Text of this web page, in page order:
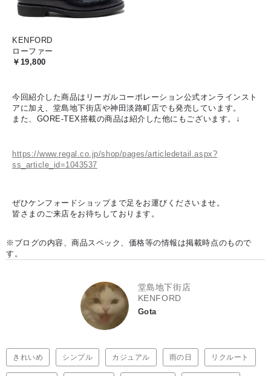
KENFORD
ローファー
￥19,800
今回紹介した商品はリーガルコーポレーション公式オンラインスト
アに加え、堂島地下街店や神田淡路町店でも発売しています。
また、GORE-TEX搭載の商品は紹介した他にもございます。↓
https://www.regal.co.jp/shop/pages/articledetail.aspx?
ss_article_id=1043537
ぜひケンフォードショップまで足をお運びくださいませ。
皆さまのご来店をお待ちしております。
※ブログの内容、商品スペック、価格等の情報は掲載時点のもので
す。
堂島地下街店
KENFORD
Gota
きれいめ シンプル カジュアル 雨の日 リクルート